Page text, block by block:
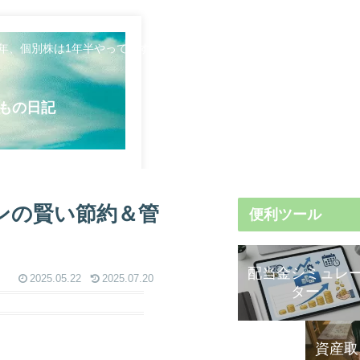
個別株は1年半やってます。日々のことや資産形成について発信し
の日記
の賢い節約＆管
2025.05.22 2025.07.20
便利ツール
配当金シミュレ
ター
資産